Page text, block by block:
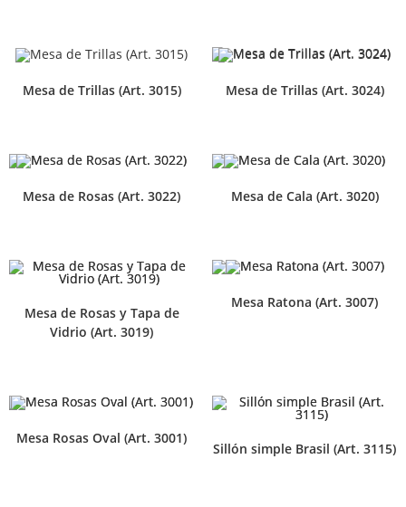
Mesa de Trillas (Art. 3015) Mesa de Trillas (Art. 3024)
Mesa de Rosas (Art. 3022) Mesa de Cala (Art. 3020)
Mesa de Rosas y Tapa de
Vidrio (Art. 3019)
Mesa Ratona (Art. 3007)
Mesa Rosas Oval (Art. 3001)
Sillón simple Brasil (Art. 3115)